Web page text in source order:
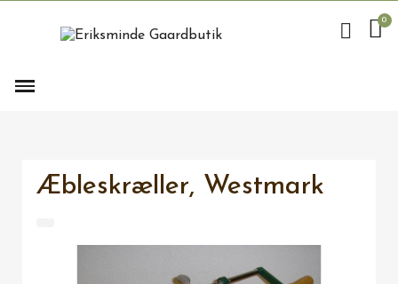
Æbleskræller, Westmark